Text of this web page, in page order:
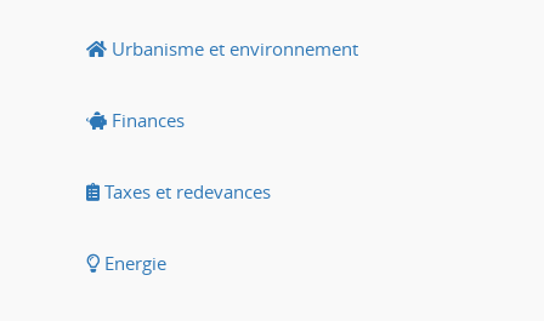
Urbanisme et environnement
Finances
Taxes et redevances
Energie